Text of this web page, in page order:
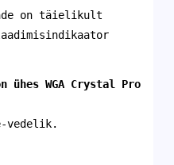
on täielikult
ühesWGA Crystal Pro
vedelik.